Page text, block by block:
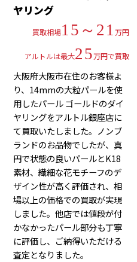
ヤリング
買取相場15～21万円
アルトルは最大25万円で買取
大阪府大阪市在住のお客様よ
り、14mmの大粒パールを使
用したパール ゴールドのダイ
ヤリングをアルトル銀座店に
て買取いたしました。ノンブ
ランドのお品物でしたが、真
円で状態の良いパールとK18
素材、繊細な花モチーフのデ
ザイン性が高く評価され、相
場以上の価格での買取が実現
しました。他店では値段が付
かなかったパール部分も丁寧
に評価し、ご納得いただける
査定となりました。